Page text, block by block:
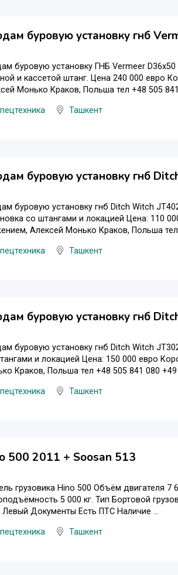
буровую установку гнб
буровую установку ГНБ Vermeer
и кассетой штанг. Цена 240 000 евро
Монько Краков, Польша тел +48 505
Ташкент
буровую установку гнб
буровую установку гнб Ditch Witch
со штангами и локацией Цена: 110
Алексей Монько Краков, Польша тел
Ташкент
буровую установку гнб
буровую установку гнб Ditch Witch
и локацией Цена: 150 000 евро
Краков, Польша тел +48 505 841 080 +49
Ташкент
500 2011 + Soosan 513
грузовика Hino 500 Объём двигателя
5 000 кг. Тип Бортовой
Левый Документы Есть ПТС Наличие ...
Ташкент